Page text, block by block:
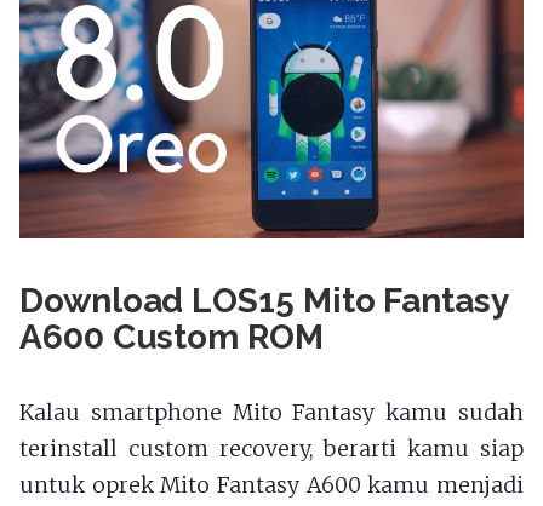
Download LOS15 Mito Fantasy
A600 Custom ROM
Kalau smartphone Mito Fantasy kamu sudah
terinstall custom recovery, berarti kamu siap
untuk oprek Mito Fantasy A600 kamu menjadi